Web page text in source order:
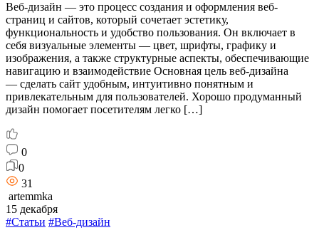
Веб-дизайн — это процесс создания и оформления веб-
страниц и сайтов, который сочетает эстетику,
функциональность и удобство пользования. Он включает в
себя визуальные элементы — цвет, шрифты, графику и
изображения, а также структурные аспекты, обеспечивающие
навигацию и взаимодействие Основная цель веб-дизайна
— сделать сайт удобным, интуитивно понятным и
привлекательным для пользователей. Хорошо продуманный
дизайн помогает посетителям легко […]
0
0
31
artemmka
15 декабря
#Статьи #Веб-дизайн